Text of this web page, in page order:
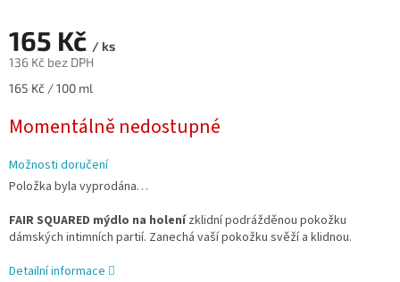
165 Kč / ks
136 Kč bez DPH
Měrná
165 Kč / 100 ml
Momentálně nedostupné
Možnosti doručení
Položka byla vyprodána…
FAIR SQUARED mýdlo na holenízklidní podrážděnou pokožku
dámských intimních partií. Zanechá vaší pokožku svěží a klidnou.
Detailní informace